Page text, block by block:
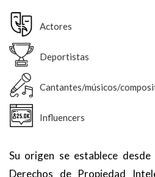
Actores
Deportistas
Cantantes/músicos/
Influencers
Su origen se establece
Derechos de Propiedad